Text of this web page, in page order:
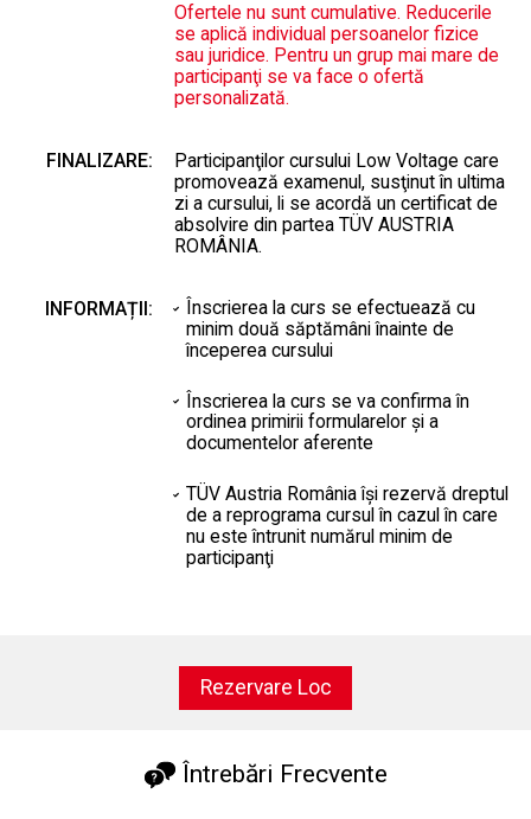
Ofertele nu sunt cumulative. Reducerile
se aplică individual persoanelor fizice
sau juridice. Pentru un grup mai mare de
participanţi se va face o ofertă
personalizată.
FINALIZARE:
Participanţilor cursului Low Voltage care
promovează examenul, susţinut în ultima
zi a cursului, li se acordă un certificat de
absolvire din partea TÜV AUSTRIA
ROMÂNIA.
INFORMAȚII:
Înscrierea la curs se efectuează cu
minim două săptămâni înainte de
începerea cursului
Înscrierea la curs se va confirma în
ordinea primirii formularelor şi a
documentelor aferente
TÜV Austria România îşi rezervă dreptul
de a reprograma cursul în cazul în care
nu este întrunit numărul minim de
participanţi
Rezervare Loc
Întrebări Frecvente